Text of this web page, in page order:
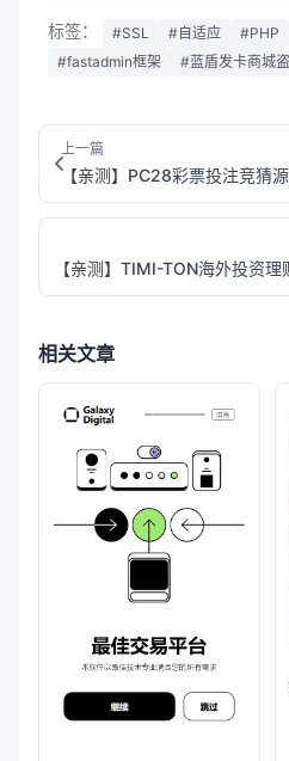
标签： #SSL #自适应 #PHP
#fastadmin框架
#蓝盾发卡商城
上一篇
相关文章